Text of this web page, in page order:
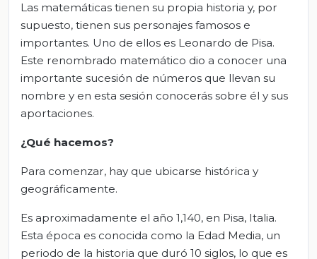
Las matemáticas tienen su propia historia y, por
supuesto, tienen sus personajes famosos e
importantes. Uno de ellos es Leonardo de Pisa.
Este renombrado matemático dio a conocer una
importante sucesión de números que llevan su
nombre y en esta sesión conocerás sobre él y sus
aportaciones.
¿Qué hacemos?
Para comenzar, hay que ubicarse histórica y
geográficamente.
Es aproximadamente el año 1,140, en Pisa, Italia.
Esta época es conocida como la Edad Media, un
periodo de la historia que duró 10 siglos, lo que es